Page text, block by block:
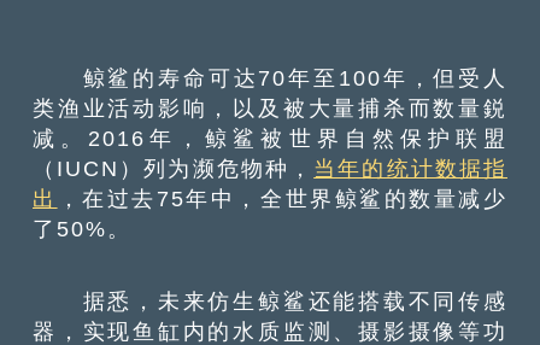
鲸鲨的寿命可达70年至100年，但受人
类渔业活动影响，以及被大量捕杀而数量鋭
减。2016年，鲸鲨被世界自然保护联盟
（IUCN）列为濒危物种， 当年的统计数据指
出
，在过去75年中，全世界鲸鲨的数量减少
了50%。
据悉，未来仿生鲸鲨还能搭载不同传感
器，实现鱼缸内的水质监测、摄影摄像等功